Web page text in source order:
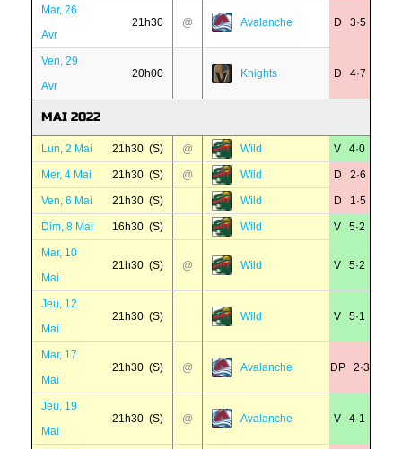
Mar, 26
Avr
21h30 @ Avalanche D 3·5
Ven, 29
Avr
20h00 Knights D 4·7
MAI 2022
Lun, 2 Mai 21h30 (S) @ Wild V 4·0
Mer, 4 Mai 21h30 (S) @ Wild D 2·6
Ven, 6 Mai 21h30 (S) Wild D 1·5
Dim, 8 Mai 16h30 (S) Wild V 5·2
Mar, 10
Mai
21h30 (S) @ Wild V 5·2
Jeu, 12
Mai
21h30 (S) Wild V 5·1
Mar, 17
Mai
21h30 (S) @ Avalanche DP 2·3
Jeu, 19
Mai
21h30 (S) @ Avalanche V 4·1